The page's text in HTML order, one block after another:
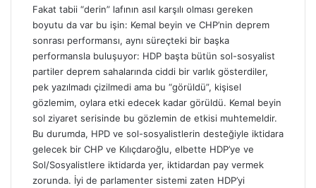
Fakat tabii “derin” lafının asıl karşılı olması gereken
boyutu da var bu işin: Kemal beyin ve CHP’nin deprem
sonrası performansı, aynı süreçteki bir başka
performansla buluşuyor: HDP başta bütün sol-sosyalist
partiler deprem sahalarında ciddi bir varlık gösterdiler,
pek yazılmadı çizilmedi ama bu “görüldü”, kişisel
gözlemim, oylara etki edecek kadar görüldü. Kemal beyin
sol ziyaret serisinde bu gözlemin de etkisi muhtemeldir.
Bu durumda, HPD ve sol-sosyalistlerin desteğiyle iktidara
gelecek bir CHP ve Kılıçdaroğlu, elbette HDP’ye ve
Sol/Sosyalistlere iktidarda yer, iktidardan pay vermek
zorunda. İyi de parlamenter sistemi zaten HDP’yi